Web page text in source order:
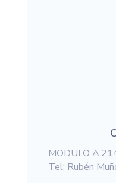
MODULO
Tel: Rubén